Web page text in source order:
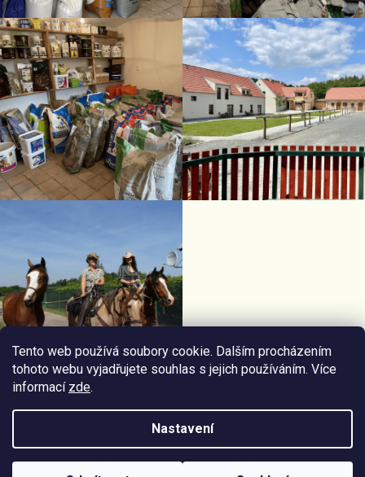
Tento web používá soubory cookie. Dalším procházením
tohoto webu vyjadřujete souhlas s jejich používáním. Více
informací zde.
Nastavení